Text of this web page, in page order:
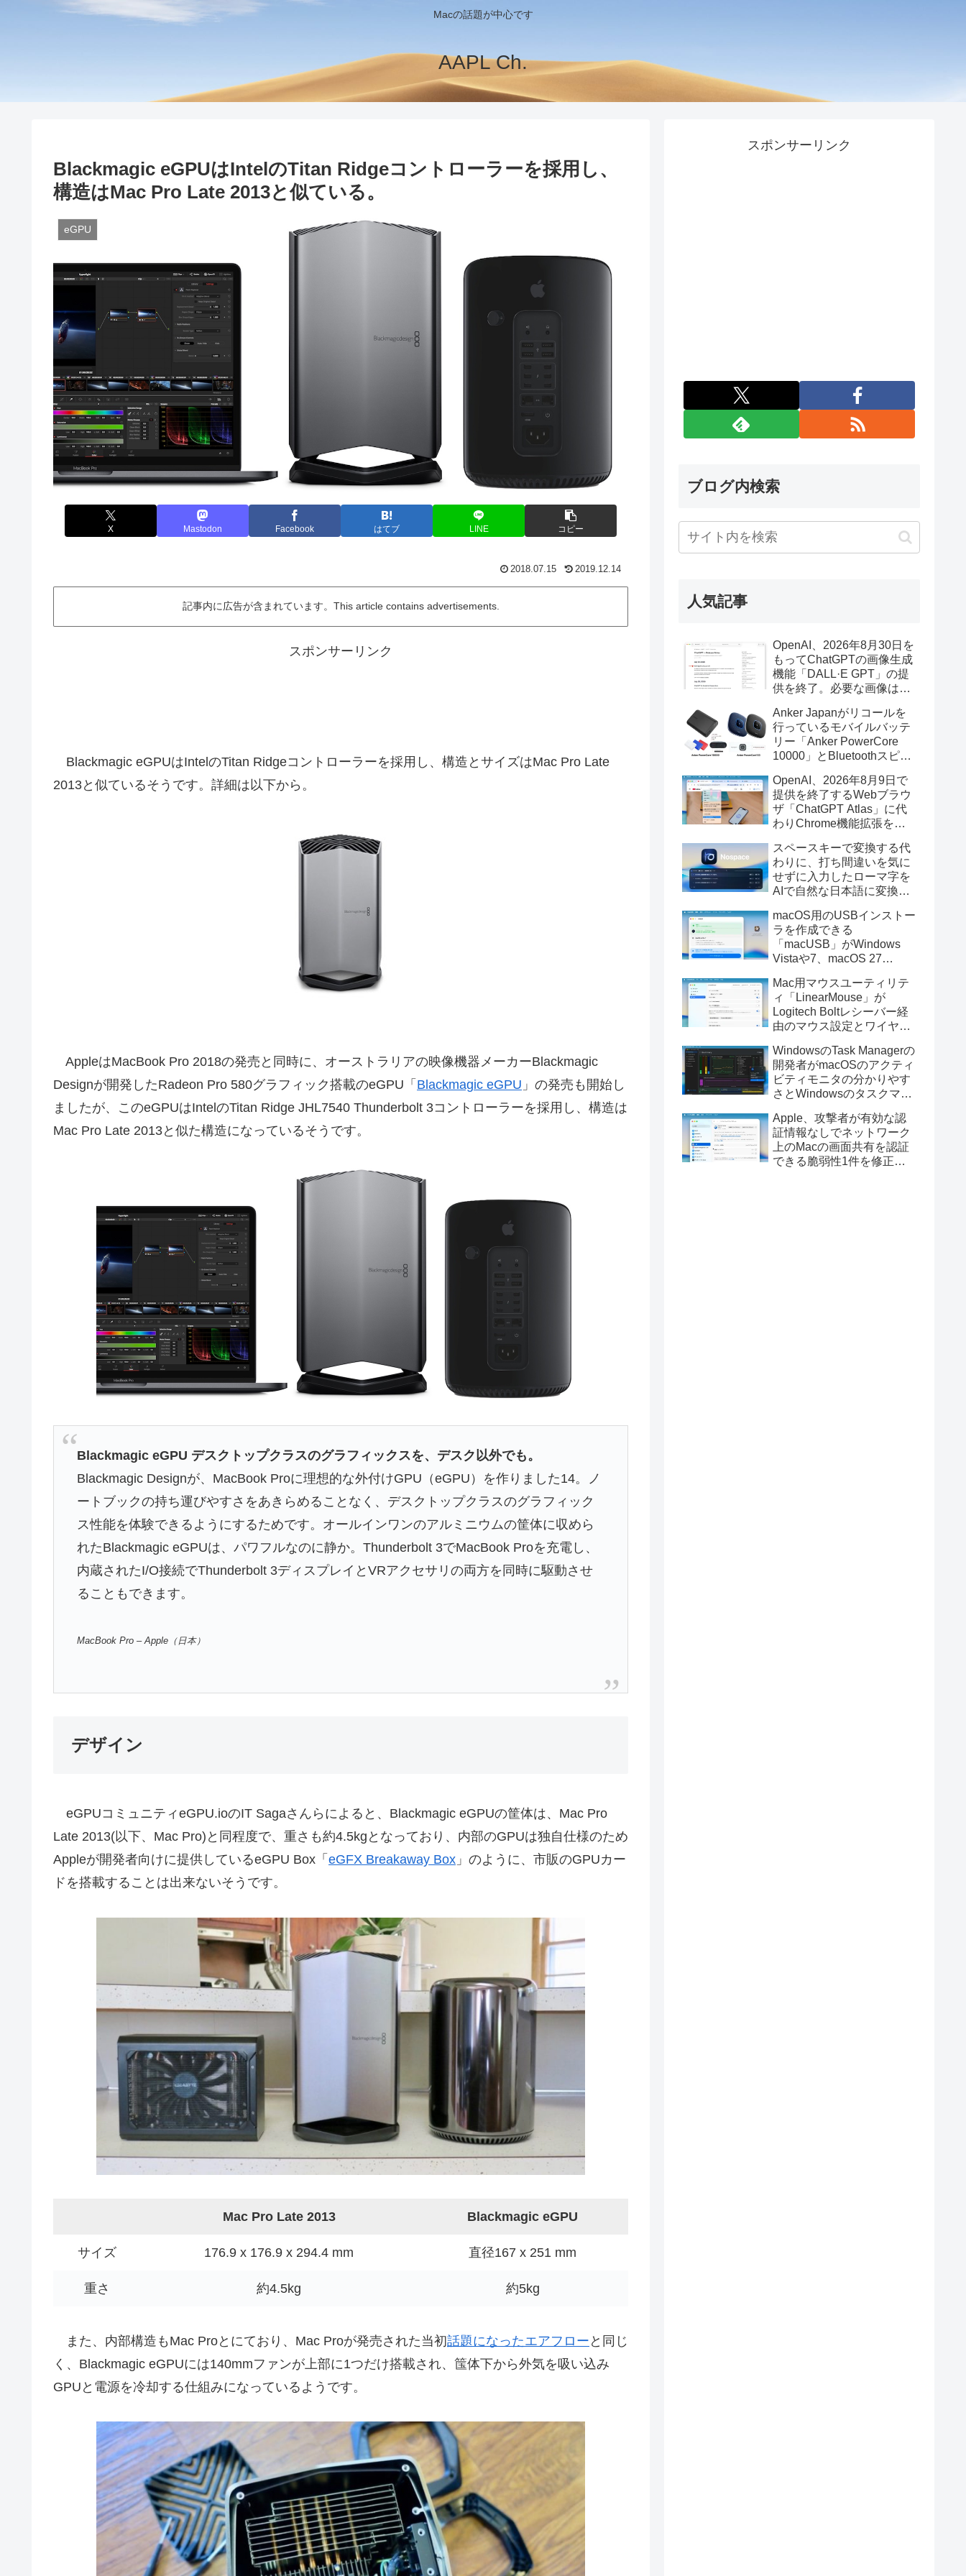
Macの話題が中心です
AAPL Ch.
Blackmagic eGPUはIntelのTitan Ridgeコントローラーを採用し、
構造はMac Pro Late 2013と似ている。
eGPU
X Mastodon Facebook はてブ LINE コピー
2018.07.15 2019.12.14
記事内に広告が含まれています。This article contains advertisements.
スポンサーリンク
Blackmagic eGPUはIntelのTitan Ridgeコントローラーを採用し、構造とサイズはMac Pro Late
2013と似ているそうです。詳細は以下から。
AppleはMacBook Pro 2018の発売と同時に、オーストラリアの映像機器メーカーBlackmagic
Designが開発したRadeon Pro 580グラフィック搭載のeGPU「 Blackmagic eGPU 」の発売も開始し
ましたが、このeGPUはIntelのTitan Ridge JHL7540 Thunderbolt 3コントローラーを採用し、構造は
Mac Pro Late 2013と似た構造になっているそうです。
Blackmagic eGPU デスクトップクラスのグラフィックスを、デスク以外でも。
Blackmagic Designが、MacBook Proに理想的な外付けGPU（eGPU）を作りました14。ノ
ートブックの持ち運びやすさをあきらめることなく、デスクトップクラスのグラフィック
ス性能を体験できるようにするためです。オールインワンのアルミニウムの筐体に収めら
れたBlackmagic eGPUは、パワフルなのに静か。Thunderbolt 3でMacBook Proを充電し、
内蔵されたI/O接続でThunderbolt 3ディスプレイとVRアクセサリの両方を同時に駆動させ
ることもできます。
MacBook Pro – Apple（日本）
デザイン
eGPUコミュニティeGPU.ioのIT Sagaさんらによると、Blackmagic eGPUの筐体は、Mac Pro
Late 2013(以下、Mac Pro)と同程度で、重さも約4.5kgとなっており、内部のGPUは独自仕様のため
Appleが開発者向けに提供しているeGPU Box「 eGFX Breakaway Box 」のように、市販のGPUカー
ドを搭載することは出来ないそうです。
Mac Pro Late 2013 Blackmagic eGPU
サイズ 176.9 x 176.9 x 294.4 mm 直径167 x 251 mm
重さ 約4.5kg 約5kg
また、内部構造もMac Proとにており、Mac Proが発売された当初話題になったエアフロー と同じ
く、Blackmagic eGPUには140mmファンが上部に1つだけ搭載され、筺体下から外気を吸い込み
GPUと電源を冷却する仕組みになっているようです。
スポンサーリンク
ブログ内検索
人気記事
OpenAI、2026年8月30日を
もってChatGPTの画像生成
機能「DALL·E GPT」の提
供を終了。必要な画像は期
Anker Japanがリコールを
行っているモバイルバッテ
リー「Anker PowerCore
10000」とBluetoothスピー
辺を焼損する火災が6月に3
件発生していたそうなので
注意を。
OpenAI、2026年8月9日で
提供を終了するWebブラウ
ザ「ChatGPT Atlas」に代
わりChrome機能拡張をア
画の質問やAsk ChatGPT機
能を追加。
スペースキーで変換する代
わりに、打ち間違いを気に
せずに入力したローマ字を
AIで自然な日本語に変換し
力アプリ「Nospace」がリ
リース。
macOS用のUSBインストー
ラを作成できる
「macUSB」がWindows
Vistaや7、macOS 27
トーラの作成に対応。
Mac用マウスユーティリテ
ィ「LinearMouse」が
Logitech Boltレシーバー経
由のマウス設定とワイヤレ
ックボールに対応。
WindowsのTask Managerの
開発者がmacOSのアクティ
ビティモニタの分かりやす
さとWindowsのタスクマネ
Mac用システムモニタアプ
リ「Task Manager TMOG」
のBeta版を公開。
Apple、攻撃者が有効な認
証情報なしでネットワーク
上のMacの画面共有を認証
できる脆弱性1件を修正し